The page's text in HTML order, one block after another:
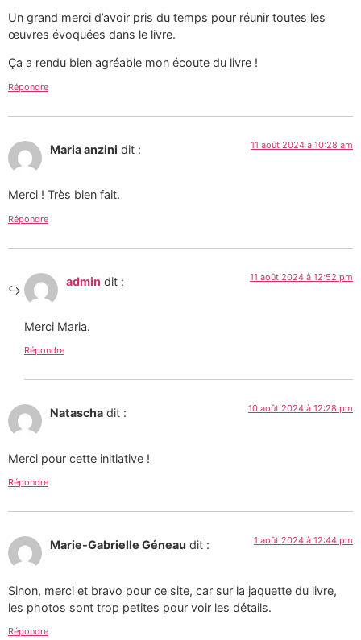
Un grand merci d’avoir pris du temps pour réunir toutes les
œuvres évoquées dans le livre.
Ça a rendu bien agréable mon écoute du livre !
Répondre
Maria anzini dit : 11 août 2024 à 10:28 am
Merci ! Très bien fait.
Répondre
admin dit : 11 août 2024 à 12:52 pm
Merci Maria.
Répondre
Natascha dit : 10 août 2024 à 12:28 pm
Merci pour cette initiative !
Répondre
Marie-Gabrielle Géneau dit : 1 août 2024 à 12:44 pm
Sinon, merci et bravo pour ce site, car sur la jaquette du livre,
les photos sont trop petites pour voir les détails.
Répondre